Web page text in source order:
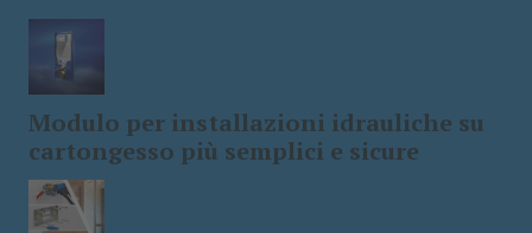
Modulo per installazioni idrauliche su
cartongesso più semplici e sicure